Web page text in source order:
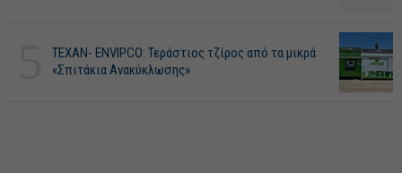
ΤΕΧΑΝ- ENVIPCO: Τεράστιος τζίρος από τα μικρά
«Σπιτάκια Ανακύκλωσης»